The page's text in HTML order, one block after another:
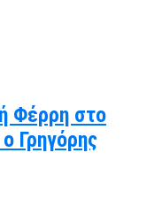
Φέρρη στο
Γρηγόρης